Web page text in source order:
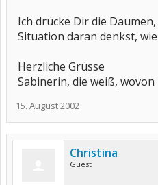
Ich drücke Dir die
Situation daran denkst,
Herzliche Grüsse
Sabinerin, die weiß,
15. August 2002
Christina
Guest